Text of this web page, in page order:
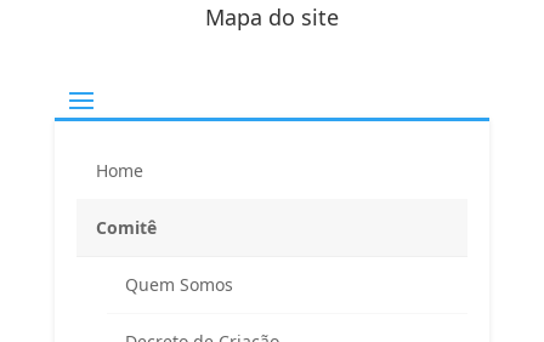
Mapa do site
Home
Comitê
Quem Somos
Atendimento ao Público / Conferências
Fazenda Caxias – Seropédica/RJ – CEP 23895-265